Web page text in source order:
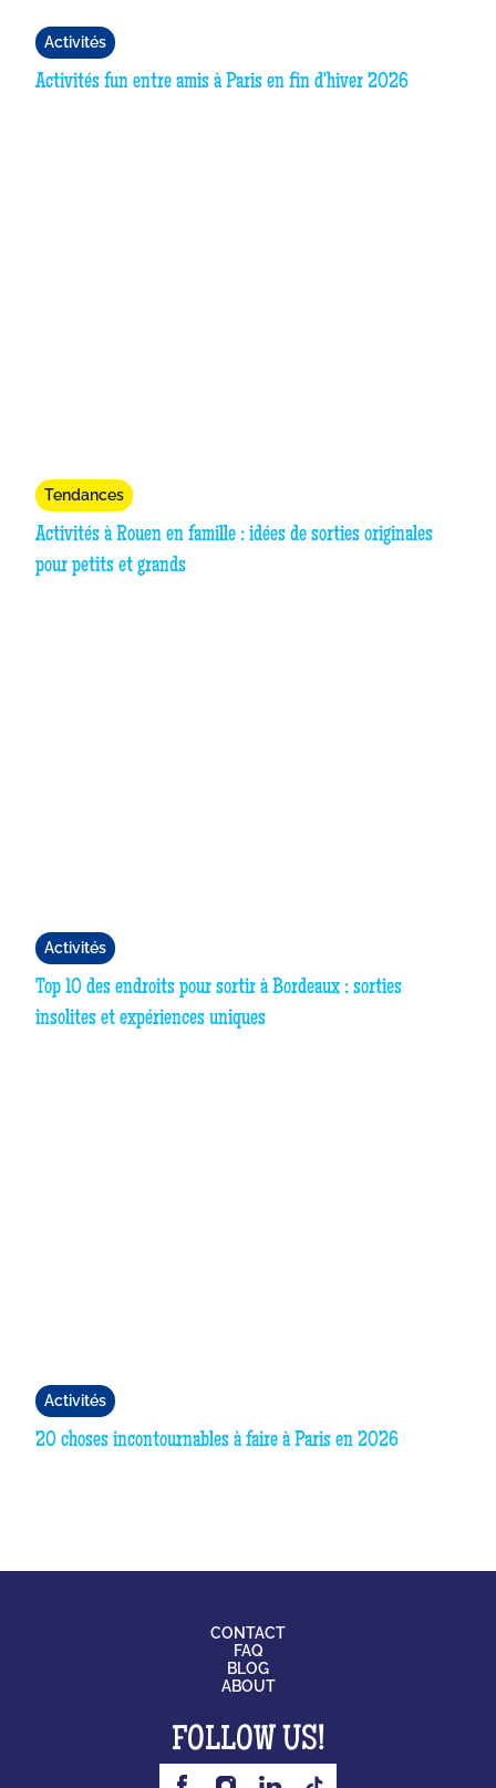
Activités
Activités fun entre amis à Paris en fin d'hiver 2026
Tendances
Activités à Rouen en famille : idées de sorties originales
pour petits et grands
Activités
Top 10 des endroits pour sortir à Bordeaux : sorties
insolites et expériences uniques
Activités
20 choses incontournables à faire à Paris en 2026
CONTACT
FAQ
BLOG
ABOUT
FOLLOW US!